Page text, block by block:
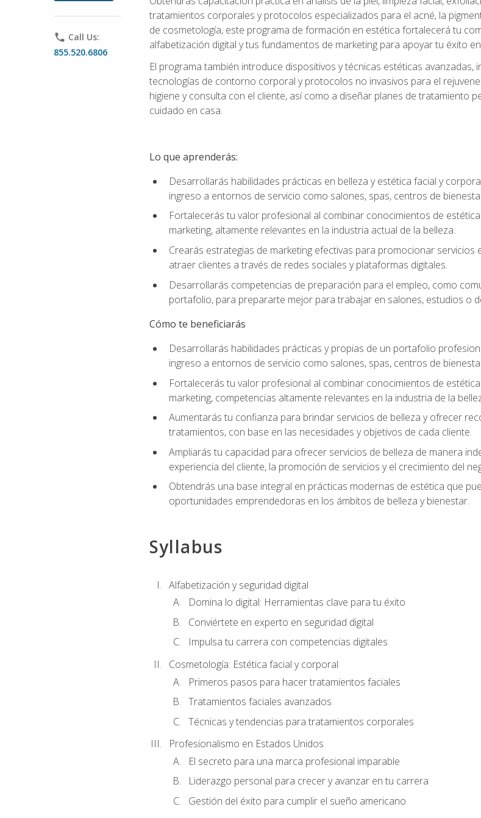
phone Call Us:
855.520.6806
tratamientos corporales y protocolos especializados para el acné, la
de cosmetología, este programa de formación en estética fortalecerá tu
alfabetización digital y tus fundamentos de marketing para apoyar tu éxito
El programa también introduce dispositivos y técnicas estéticas
tecnologías de contorno corporal y protocolos no invasivos para el
higiene y consulta con el cliente, así como a diseñar planes de tratamiento
cuidado en casa.
Lo que aprenderás:
Desarrollarás habilidades prácticas en belleza y estética facial y
ingreso a entornos de servicio como salones, spas, centros de
Fortalecerás tu valor profesional al combinar conocimientos de
marketing, altamente relevantes en la industria actual de la belleza.
Crearás estrategias de marketing efectivas para promocionar
atraer clientes a través de redes sociales y plataformas digitales.
Desarrollarás competencias de preparación para el empleo, como
portafolio, para prepararte mejor para trabajar en salones, estudios o
Cómo te beneficiarás
Desarrollarás habilidades prácticas y propias de un portafolio
ingreso a entornos de servicio como salones, spas, centros de
Fortalecerás tu valor profesional al combinar conocimientos de
marketing, competencias altamente relevantes en la industria de la
Aumentarás tu confianza para brindar servicios de belleza y ofrecer
tratamientos, con base en las necesidades y objetivos de cada cliente.
Ampliarás tu capacidad para ofrecer servicios de belleza de manera
experiencia del cliente, la promoción de servicios y el crecimiento del
Obtendrás una base integral en prácticas modernas de estética que
oportunidades emprendedoras en los ámbitos de belleza y bienestar.
Syllabus
Alfabetización y seguridad digital
Domina lo digital: Herramientas clave para tu éxito
Conviértete en experto en seguridad digital
Impulsa tu carrera con competencias digitales
Cosmetología: Estética facial y corporal
Primeros pasos para hacer tratamientos faciales
Tratamientos faciales avanzados
Técnicas y tendencias para tratamientos corporales
Profesionalismo en Estados Unidos
El secreto para una marca profesional imparable
Liderazgo personal para crecer y avanzar en tu carrera
Gestión del éxito para cumplir el sueño americano